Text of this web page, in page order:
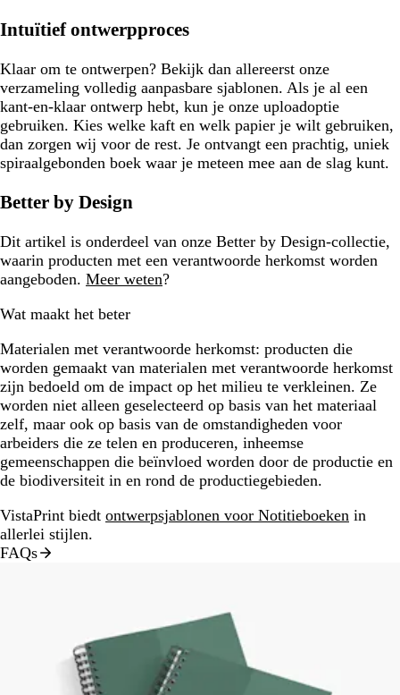
Intuïtief ontwerpproces
Klaar om te ontwerpen? Bekijk dan allereerst onze
verzameling volledig aanpasbare sjablonen. Als je al een
kant-en-klaar ontwerp hebt, kun je onze uploadoptie
gebruiken. Kies welke kaft en welk papier je wilt gebruiken,
dan zorgen wij voor de rest. Je ontvangt een prachtig, uniek
spiraalgebonden boek waar je meteen mee aan de slag kunt.
Better by Design
Dit artikel is onderdeel van onze Better by Design-collectie,
waarin producten met een verantwoorde herkomst worden
aangeboden. Meer weten?
Wat maakt het beter
Materialen met verantwoorde herkomst: producten die
worden gemaakt van materialen met verantwoorde herkomst
zijn bedoeld om de impact op het milieu te verkleinen. Ze
worden niet alleen geselecteerd op basis van het materiaal
zelf, maar ook op basis van de omstandigheden voor
arbeiders die ze telen en produceren, inheemse
gemeenschappen die beïnvloed worden door de productie en
de biodiversiteit in en rond de productiegebieden.
VistaPrint biedt ontwerpsjablonen voor Notitieboeken in
allerlei stijlen.
FAQs